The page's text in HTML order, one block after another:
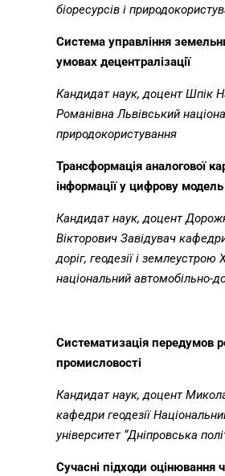
біоресурсів і
Система управління
умовах децентралізації
Кандидат наук, доцент Шпік
РоманівнаЛьвівський
природокористування
Трансформація аналогової
інформації у цифрову модель
Кандидат наук, доцент
Вікторович Завідувач
доріг, геодезії і землеустрою
національний автомобільно-
Систематизація передумов
промисловості
Кандидат наук, доцент
кафедри геодезії
університет “Дніпровська
Сучасні підходи оцінювання